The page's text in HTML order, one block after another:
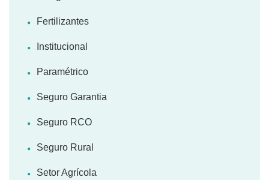
Fertilizantes
Institucional
Paramétrico
Seguro Garantia
Seguro RCO
Seguro Rural
Setor Agrícola